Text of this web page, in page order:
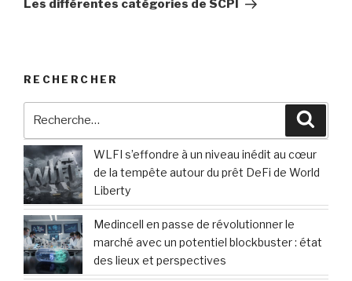
Les différentes catégories de SCPI
RECHERCHER
:
WLFI s’effondre à un niveau inédit au cœur
de la tempête autour du prêt DeFi de World
Liberty
Medincell en passe de révolutionner le
marché avec un potentiel blockbuster : état
des lieux et perspectives